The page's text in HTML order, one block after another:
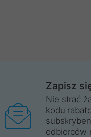
Zapisz
Nie strać
kodu
odbiorców